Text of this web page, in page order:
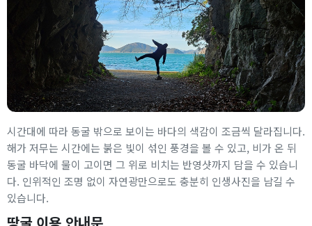
시간대에 따라 동굴 밖으로 보이는 바다의 색감이 조금씩 달라집니다.
해가 저무는 시간에는 붉은 빛이 섞인 풍경을 볼 수 있고, 비가 온 뒤
동굴 바닥에 물이 고이면 그 위로 비치는 반영샷까지 담을 수 있습니
다. 인위적인 조명 없이 자연광만으로도 충분히 인생사진을 남길 수
있습니다.